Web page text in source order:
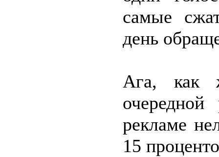
самые
день
Ага, как
рекламе
15